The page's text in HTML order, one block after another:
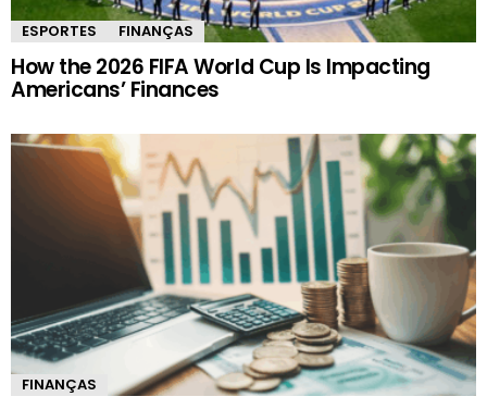
ESPORTES FINANÇAS
How the 2026 FIFA World Cup Is Impacting
Americans’ Finances
FINANÇAS